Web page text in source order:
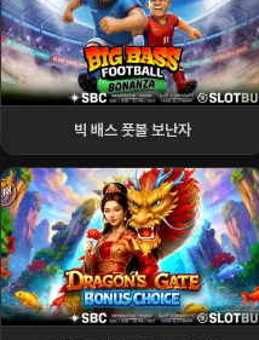
빅 배스 풋볼 보난자